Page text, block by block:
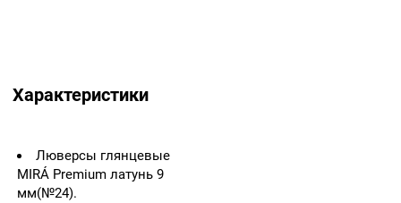
Характеристики
Люверсы глянцевые
MIRÁ Premium латунь 9
мм(№24).